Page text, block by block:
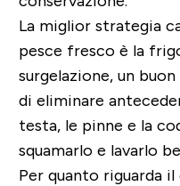
La miglior strategia
pesce fresco è la
surgelazione, un
di eliminare
testa, le pinne e la
squamarlo e lavarlo
Per quanto riguarda